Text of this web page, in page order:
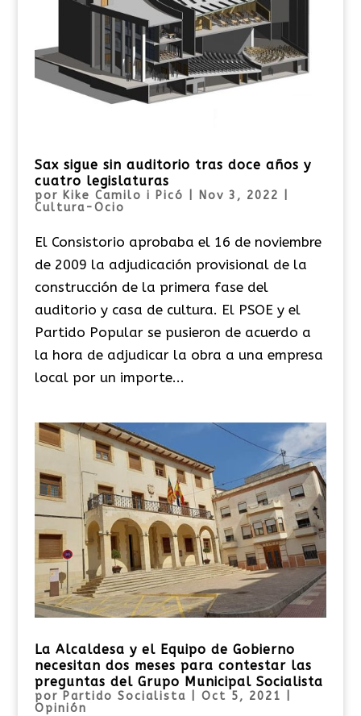
Sax sigue sin auditorio tras doce años y
cuatro legislaturas
por Kike Camilo i Picó Nov 3, 2022
Cultura-Ocio
El Consistorio aprobaba el 16 de noviembre
de 2009 la adjudicación provisional de la
construcción de la primera fase del
auditorio y casa de cultura. El PSOE y el
Partido Popular se pusieron de acuerdo a
la hora de adjudicar la obra a una empresa
local por un importe...
La Alcaldesa y el Equipo de Gobierno
necesitan dos meses para contestar las
preguntas del Grupo Municipal Socialista
por Partido Socialista Oct 5, 2021
Opinión